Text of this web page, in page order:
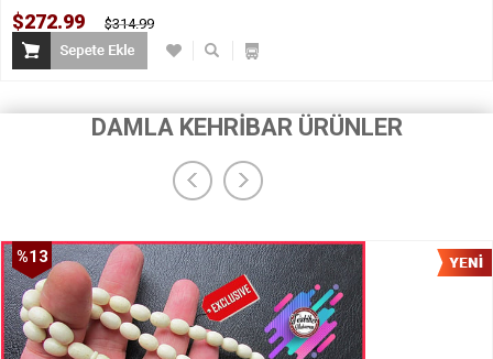
$272.99 $314.99
DAMLA KEHRİBAR ÜRÜNLER
%13
İndirim